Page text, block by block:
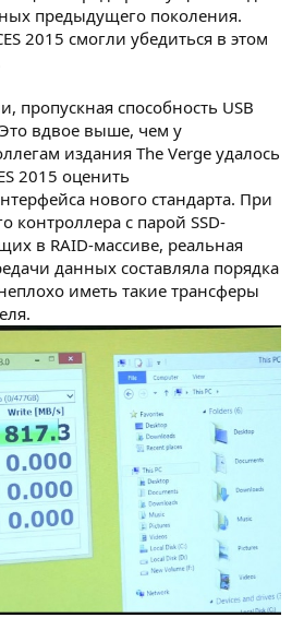
предыдущего поколения.
2015 смогли убедиться в этом
пропускная способность USB
вдвое выше, чем у
издания The Verge удалось
2015 оценить
нового стандарта. При
с парой SSD-
в RAID-массиве, реальная
данных составляла порядка
иметь такие трансферы